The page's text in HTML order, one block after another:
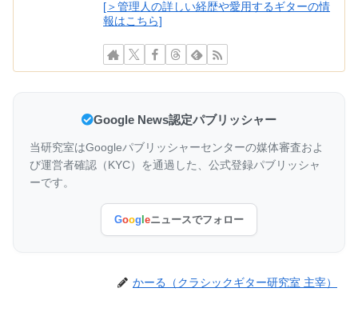
[＞管理人の詳しい経歴や愛用するギターの情
報はこちら]
Google News認定パブリッシャー
当研究室はGoogleパブリッシャーセンターの媒体審査およ
び運営者確認（KYC）を通過した、公式登録パブリッシャ
ーです。
Goog eニュースでフォロー
かーる（クラシックギター研究室 主宰）